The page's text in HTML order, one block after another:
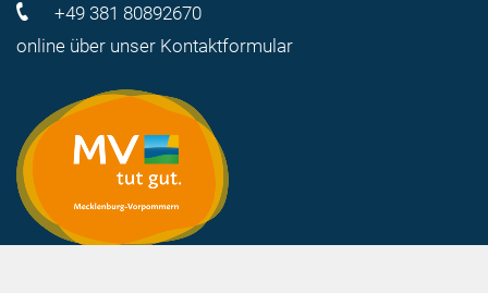
+49 381 80892670
online über unser Kontaktformular